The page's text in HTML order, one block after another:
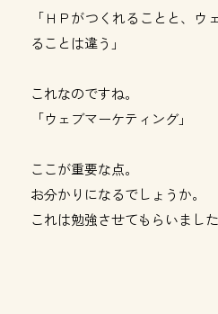
「ＨＰがつくれることと、ウ
ることは違う」
これなのですね。
「ウェブマーケティング」
ここが重要な点。
お分かりになるでしょうか。
これは勉強させてもらいました